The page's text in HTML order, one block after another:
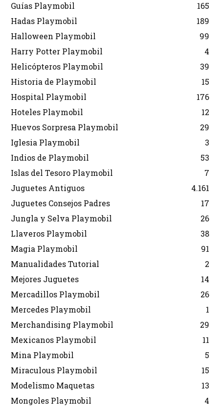
Guías Playmobil
165
Hadas Playmobil
189
Halloween Playmobil
99
Harry Potter Playmobil
4
Helicópteros Playmobil
39
Historia de Playmobil
15
Hospital Playmobil
176
Hoteles Playmobil
12
Huevos Sorpresa Playmobil
29
Iglesia Playmobil
3
Indios de Playmobil
53
Islas del Tesoro Playmobil
7
Juguetes Antiguos
4.161
Juguetes Consejos Padres
17
Jungla y Selva Playmobil
26
Llaveros Playmobil
38
Magia Playmobil
91
Manualidades Tutorial
2
Mejores Juguetes
14
Mercadillos Playmobil
26
Mercedes Playmobil
1
Merchandising Playmobil
29
Mexicanos Playmobil
11
Mina Playmobil
5
Miraculous Playmobil
15
Modelismo Maquetas
13
Mongoles Playmobil
4